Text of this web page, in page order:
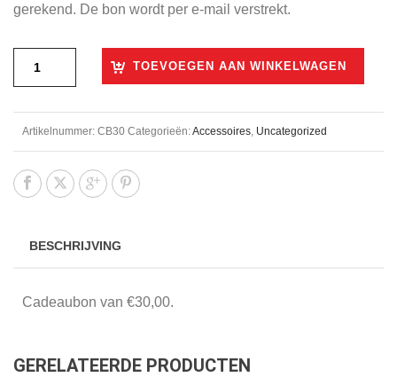
gerekend. De bon wordt per e-mail verstrekt.
TOEVOEGEN AAN WINKELWAGEN
Artikelnummer: CB30 Categorieën:Accessoires Uncategorized
BESCHRIJVING
Cadeaubon van €30,00.
GERELATEERDE PRODUCTEN